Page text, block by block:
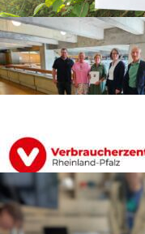
Panorama
Panorama
40
DA
FB News
MEIN
SICH
MIT
IM CAFÉ